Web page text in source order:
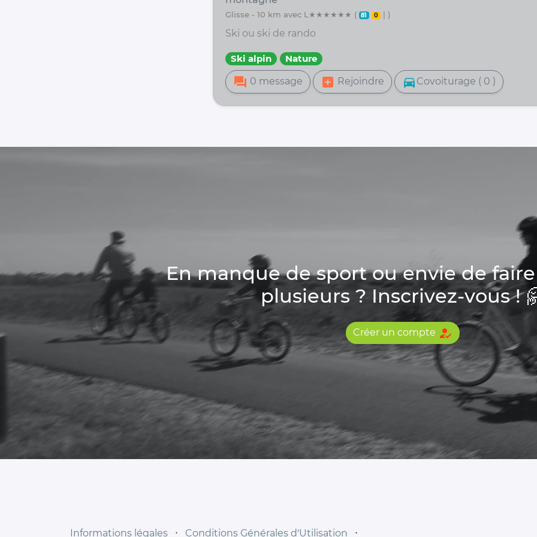
glisse - 10 km avec L★★★★★★ ( 81 0 | )
Ski ou ski de rando
Ski alpin Nature
forum 0 message add_box Rejoindre directions_car Covoiturage ( 0 )
En manque de sport ou envie de
plusieurs ? Inscrivez-vous !
Créer un compte how_to_reg
Informations légales ⋅ Conditions Générales d'Utilisation ⋅